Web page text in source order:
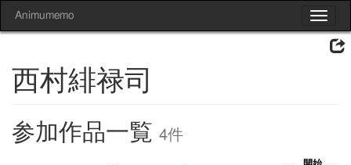
Toggle
Animumemo
西村緋禄司
参加作品一覧 4件